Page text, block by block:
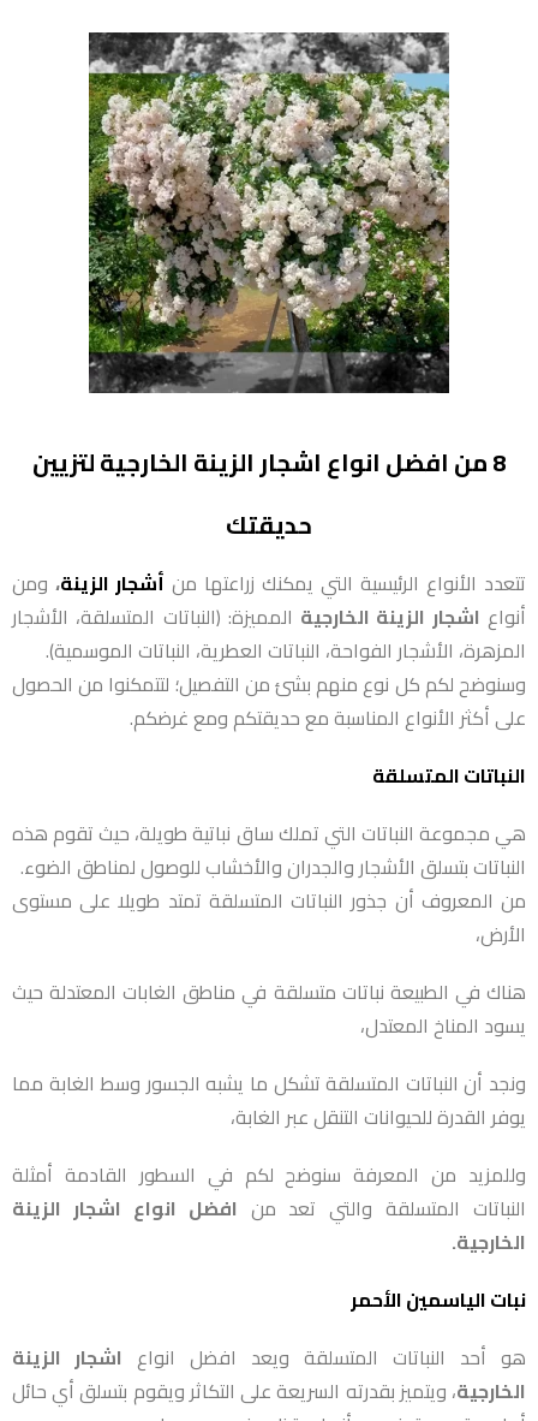
8 من افضل انواع اشجار الزينة الخارجية لتزيين
حديقتك
تتعدد الأنواع الرئيسية التي يمكنك زراعتها من أشجار الزينة، ومن
أنواع اشجار الزينة الخارجية المميزة: (النباتات المتسلقة، الأشجار
المزهرة، الأشجار الفواحة، النباتات العطرية، النباتات الموسمية).
وسنوضح لكم كل نوع منهم بشئ من التفصيل؛ لتتمكنوا من الحصول
على أكثر الأنواع المناسبة مع حديقتكم ومع غرضكم.
النباتات المتسلقة
هي مجموعة النباتات التي تملك ساق نباتية طويلة، حيث تقوم هذه
النباتات بتسلق الأشجار والجدران والأخشاب للوصول لمناطق الضوء.
من المعروف أن جذور النباتات المتسلقة تمتد طويلا على مستوى
الأرض،
هناك في الطبيعة نباتات متسلقة في مناطق الغابات المعتدلة حيث
يسود المناخ المعتدل،
ونجد أن النباتات المتسلقة تشكل ما يشبه الجسور وسط الغابة مما
يوفر القدرة للحيوانات التنقل عبر الغابة،
وللمزيد من المعرفة سنوضح لكم في السطور القادمة أمثلة
النباتات المتسلقة والتي تعد من افضل انواع اشجار الزينة
الخارجية.
نبات الياسمين الأحمر
هو أحد النباتات المتسلقة ويعد افضل انواع اشجار الزينة
الخارجية، ويتميز بقدرته السريعة على التكاثر ويقوم بتسلق أي حائل